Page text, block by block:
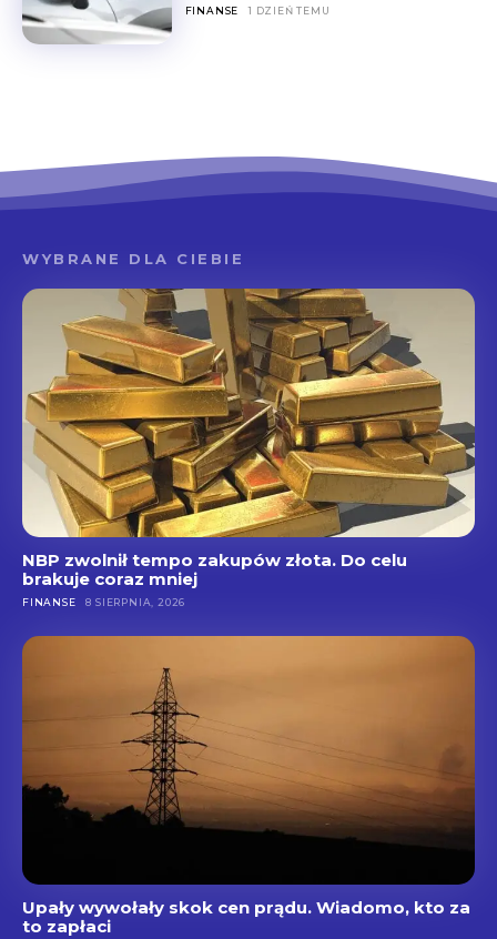
FINANSE 1 DZIEŃ TEMU
WYBRANE DLA CIEBIE
NBP zwolnił tempo zakupów złota. Do celu
brakuje coraz mniej
FINANSE 8 SIERPNIA, 2026
Upały wywołały skok cen prądu. Wiadomo, kto za
to zapłaci